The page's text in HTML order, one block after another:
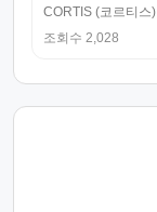
CORTIS (코르티스)
조회수 2,028